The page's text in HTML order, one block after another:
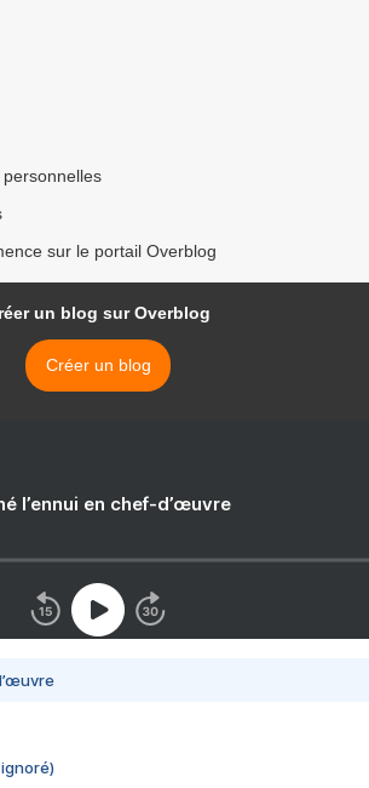
sur le portail Overblog
un blog sur Overblog
Créer un blog
l’ennui en chef-d’œuvre